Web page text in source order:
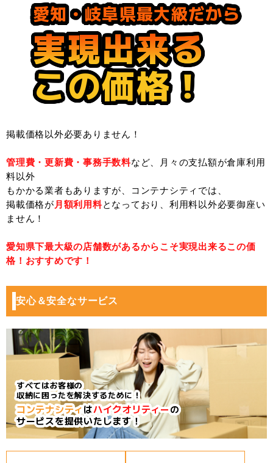
愛知・岐阜県最大級だから
実現出来る
実現出来る
この価格！
掲載価格以外必要ありません！
管理費・更新費・事務手数料など、月々の支払額が倉庫利用
料以外
もかかる業者もありますが、コンテナシティでは、
掲載価格が 月額利用料となっており、利用料以外必要御座い
ません！
愛知県下最大級の店舗数があるからこそ実現出来るこの価
格！おすすめです！
安心＆安全なサービス
すべてはお客様の
収納に困ったを解決するために！
コンテナシティはハイクオリティーの
サービスを提供いたします！